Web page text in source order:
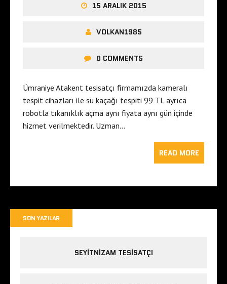
15 ARALIK 2015
VOLKAN1985
0 COMMENTS
Ümraniye Atakent tesisatçı firmamızda kameralı
tespit cihazları ile su kaçağı tespiti 99 TL ayrıca
robotla tıkanıklık açma aynı fiyata aynı gün içinde
hizmet verilmektedir. Uzman…
READ MORE
SON YAZILAR
SEYITNIZAM TESISATÇI